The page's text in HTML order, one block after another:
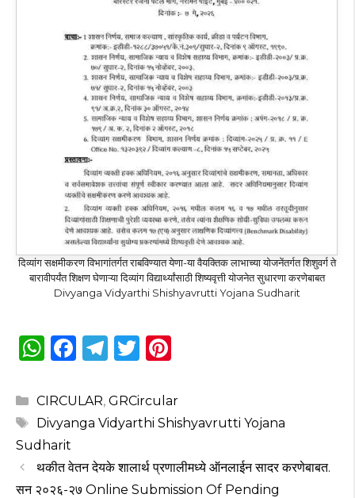
दिव्यांग सक्षमीकरण विभागांतर्गत राबविण्यात येणा-या वैयक्तिक लाभाच्या योजनेंतर्गत शिशुवर्ग ते
बारावीपर्यंत शिक्षण घेणाऱ्या दिव्यांग विद्यार्थ्यांसाठी शिष्यवृत्ती योजनेत सुधारणा करणेबाबत
Divyanga Vidyarthi Shishyavrutti Yojana Sudharit
W
a
ts
A
p
F
c
e
o
T
e
g
m
T
it
te
te
re
Categories
CIRCULAR, GRCircular
Tags
Divyanga Vidyarthi Shishyavrutti Yojana
Sudharit
थकीत वेतन देयके शालार्थ प्रणालीमध्ये ऑनलाईन सादर करणेबाबत.
सन २०२६-२७ Online Submission Of Pending